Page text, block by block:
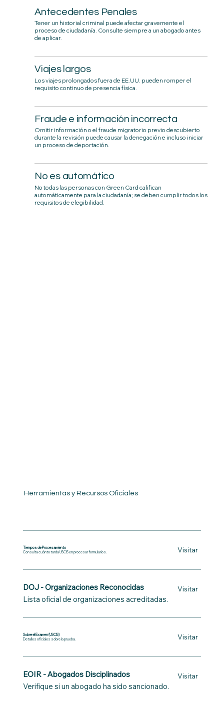
Antecedentes Penales
Tener un historial criminal puede afectar gravemente el
proceso de ciudadanía. Consulte siempre a un abogado antes
de aplicar.
Viajes largos
Los viajes prolongados fuera de EE.UU. pueden romper el
requisito continuo de presencia física.
Fraude e información incorrecta
Omitir información o el fraude migratorio previo descubierto
durante la revisión puede causar la denegación e incluso iniciar
un proceso de deportación.
No es automático
No todas las personas con Green Card califican
automáticamente para la ciudadanía; se deben cumplir todos los
requisitos de elegibilidad.
Herramientas y Recursos Oficiales
Visitar
Tiempos de Procesamiento
Consulta cuánto tarda USCIS en procesar formularios.
Visitar
DOJ - Organizaciones Reconocidas
Lista oficial de organizaciones acreditadas.
Visitar
Sobre el Examen (USCIS)
Detalles oficiales sobre la prueba.
Visitar
EOIR - Abogados Disciplinados
Verifique si un abogado ha sido sancionado.